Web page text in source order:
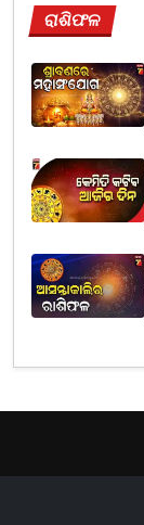
ରାଶିଫଳ